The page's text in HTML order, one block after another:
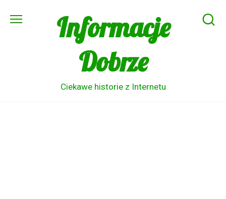
Informacje
Dobrze
Ciekawe historie z Internetu